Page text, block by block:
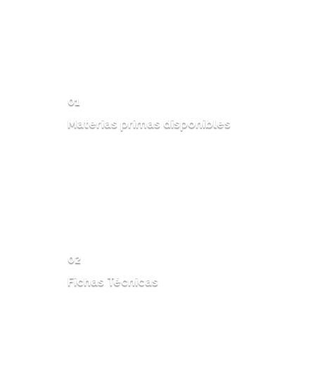
01
Materias primas disponibles
02
Fichas Técnicas